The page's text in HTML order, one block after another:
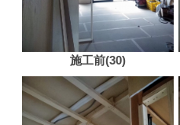
施工前(30)